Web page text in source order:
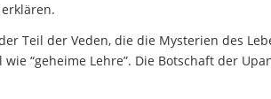
Teil der Veden, die die Mysterien des
“geheime Lehre”. Die Botschaft der